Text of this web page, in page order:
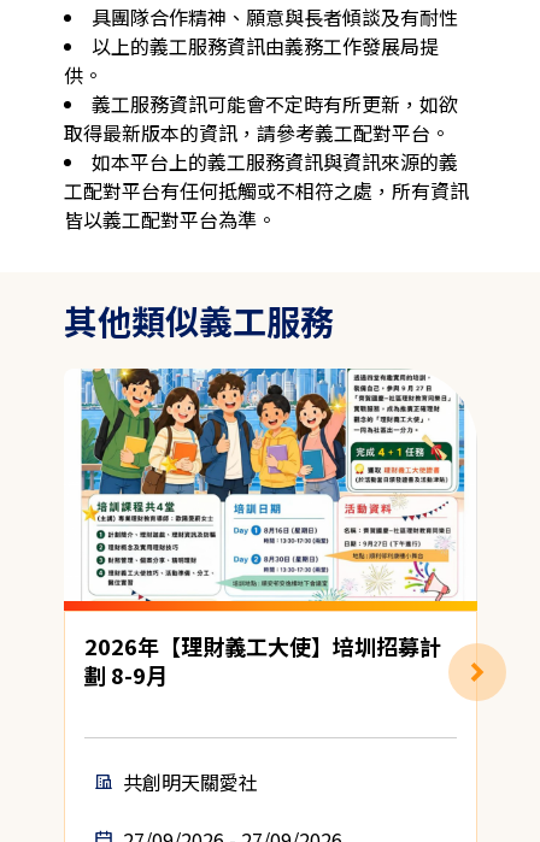
具團隊合作精神、願意與長者傾談及有耐性
以上的義工服務資訊由義務工作發展局提
供。
義工服務資訊可能會不定時有所更新，如欲
取得最新版本的資訊，請參考義工配對平台。
如本平台上的義工服務資訊與資訊來源的義
工配對平台有任何抵觸或不相符之處，所有資訊
皆以義工配對平台為準。
其他類似義工服務
2026年【理財義工大使】培圳招募計
劃 8-9月
共創明天關愛社